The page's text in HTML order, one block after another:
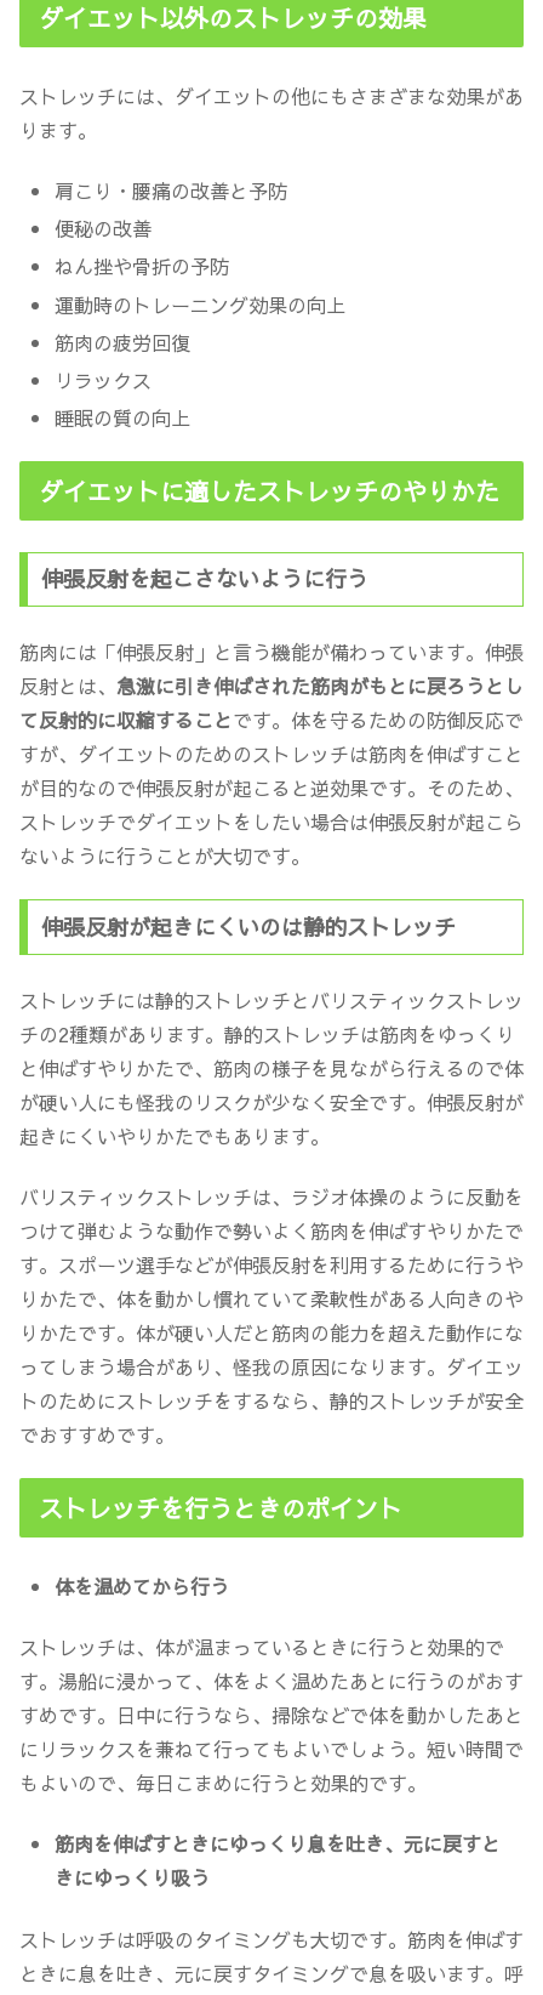
ダイエット以外のストレッチの効果
ストレッチには、ダイエットの他にもさまざまな効果があ
ります。
肩こり・腰痛の改善と予防
便秘の改善
ねん挫や骨折の予防
運動時のトレーニング効果の向上
筋肉の疲労回復
リラックス
睡眠の質の向上
ダイエットに適したストレッチのやりかた
伸張反射を起こさないように行う
筋肉には「伸張反射」と言う機能が備わっています。伸張
反射とは、 急激に引き伸ばされた筋肉がもとに戻ろうとし
て反射的に収縮することです。体を守るための防御反応で
すが、ダイエットのためのストレッチは筋肉を伸ばすこと
が目的なので伸張反射が起こると逆効果です。そのため、
ストレッチでダイエットをしたい場合は伸張反射が起こら
ないように行う ことが大切です。
伸張反射が起きにくいのは静的ストレッチ
ストレッチには静的ストレッチとバリスティックストレッ
チの2種類があります。静的ストレッチは筋肉をゆっくり
と伸ばすやりかたで、筋肉の様子を見ながら行えるので体
が硬い人にも怪我のリスクが少なく安全です。 伸張反射が
起きにくいやりかたでもあります。
バリスティックストレッチは、ラジオ体操のように反動を
つけて弾むような動作で勢いよく筋肉を伸ばすやりかたで
す。スポーツ選手などが伸張反射を利用するために行うや
りかたで、体を動かし慣れていて柔軟性がある人向きのや
りかたです。体が硬い人だと筋肉の能力を超えた動作にな
ってしまう場合があり、怪我の原因になります。ダイエッ
トのためにストレッチをするなら、 静的ストレッチが安全
でおすすめです。
ストレッチを行うときのポイント
体を温めてから行う
ストレッチは、体が温まっているときに行うと効果的で
す。湯船に浸かって、体をよく温めたあとに行うのがおす
すめです。日中に行うなら、掃除などで体を動かしたあと
にリラックスを兼ねて行ってもよいでしょう。短い時間で
もよいので、毎日こまめに行うと効果的です。
筋肉を伸ばすときにゆっくり息を吐き、元に戻すと
きにゆっくり吸う
ストレッチは呼吸のタイミングも大切です。 筋肉を伸ばす
ときに息を吐き 、元に戻すタイミングで息を吸います。呼